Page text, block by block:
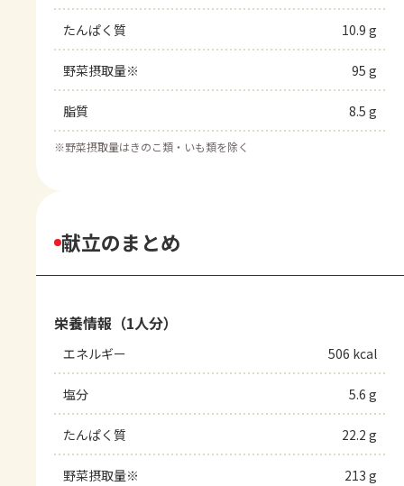
たんぱく質 10.9 g
野菜摂取量※ 95 g
脂質 8.5 g
※野菜摂取量はきのこ類・いも類を除く
献立のまとめ
栄養情報（1人分）
エネルギー 506 kcal
塩分 5.6 g
たんぱく質 22.2 g
野菜摂取量※ 213 g